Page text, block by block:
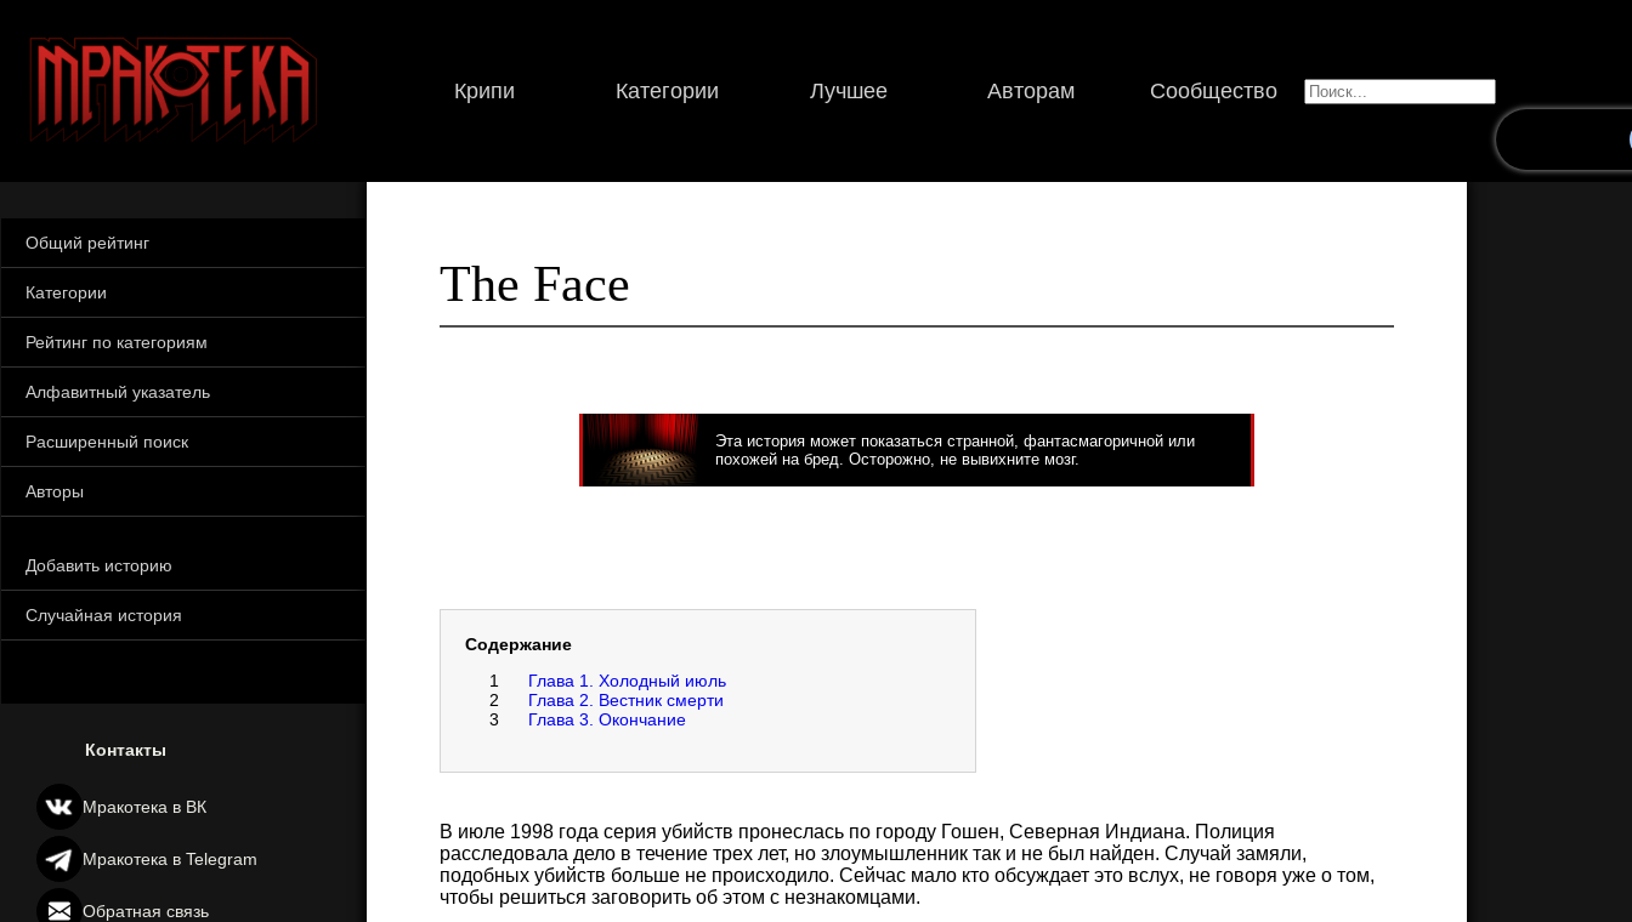
Крипи Категории Лучшее Авторам Сообщество
Общий рейтинг
Категории
Рейтинг по категориям
Алфавитный указатель
Расширенный поиск
Авторы
Добавить историю
Случайная история
Контакты
Мракотека в ВК
Мракотека в Telegram
Обратная связь
The Face
Эта история может показаться странной, фантасмагоричной или
похожей на бред. Осторожно, не вывихните мозг.
Содержание
1
Глава 1. Холодный июль
2
Глава 2. Вестник смерти
3
Глава 3. Окончание
В июле 1998 года серия убийств пронеслась по городу Гошен, Северная Индиана. Полиция
расследовала дело в течение трех лет, но злоумышленник так и не был найден. Случай замяли,
подобных убийств больше не происходило. Сейчас мало кто обсуждает это вслух, не говоря уже о том,
чтобы решиться заговорить об этом с незнакомцами.